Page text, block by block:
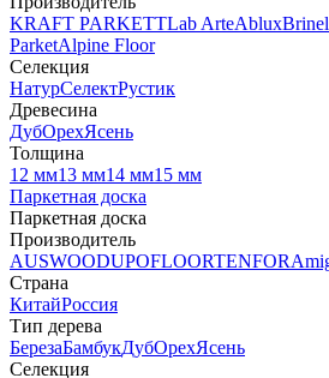
KRAFT PARKETTLab ArteAbluxBrinel
ParketAlpine Floor
Селекция
НатурСелектРустик
Древесина
ДубОрехЯсень
Толщина
12 мм13 мм14 мм15 мм
Паркетная доска
Паркетная доска
Производитель
AUSWOODUPOFLOORTENFOR
Страна
КитайРоссия
Тип дерева
БерезаБамбукДубОрехЯсень
Селекция